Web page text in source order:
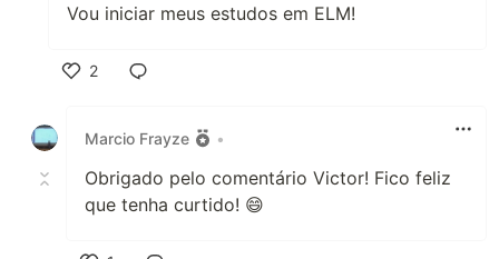
Vou iniciar meus estudos em ELM!
2
Marcio Frayze
•
Obrigado pelo comentário Victor! Fico feliz
que tenha curtido! 😄